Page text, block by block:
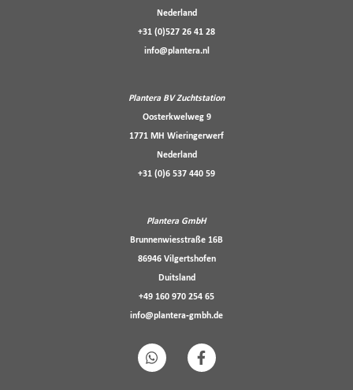
Nederland
+31 (0)527 26 41 28
info@plantera.nl
Plantera BV Zuchtstation
Oosterkwelweg 9
1771 MH Wieringerwerf
Nederland
+31 (0)6 537 440 59
Plantera GmbH
Brunnenwiesstraße 16B
86946 Vilgertshofen
Duitsland
+49 160 970 254 65
info@plantera-gmbh.de